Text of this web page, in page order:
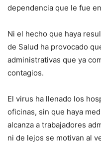
dependencia que le fue
Ni el hecho que haya
de Salud ha provocado
administrativas que ya
contagios.
El virus ha llenado los
oficinas, sin que haya
alcanza a trabajadores
ni de lejos se motivan al